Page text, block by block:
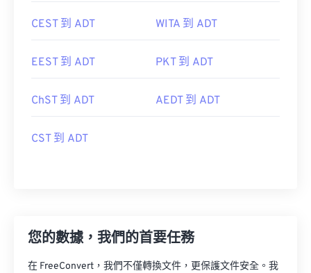
CEST 到 ADT WITA 到 ADT
EEST 到 ADT PKT 到 ADT
ChST 到 ADT AEDT 到 ADT
CST 到 ADT
您的數據，我們的首要任務
在 FreeConvert，我們不僅轉換文件，更保護文件安全。我